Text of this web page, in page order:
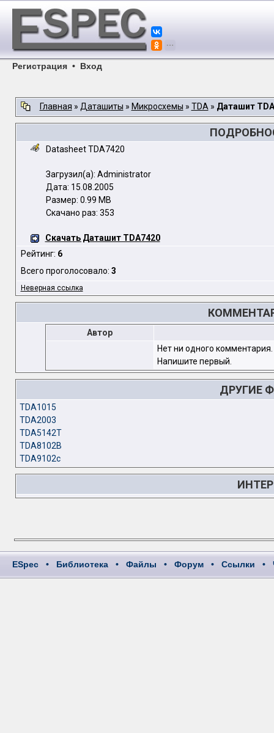
Регистрация • Вход
Главная » Даташиты » Микросхемы » TDA » Даташит
Datasheet TDA7420
Загрузил(а): Administrator
Дата: 15.08.2005
Размер: 0.99 MB
Скачано раз: 353
Скачать Даташит TDA7420
Рейтинг: 6
Всего проголосовало: 3
Неверная ссылка
Автор
Нет ни одного комментария.
Напишите первый.
ДРУГИЕ
TDA1015
TDA2003
TDA5142T
TDA8102B
TDA9102c
ESpec • Библиотека • Файлы • Форум • Ссылки •